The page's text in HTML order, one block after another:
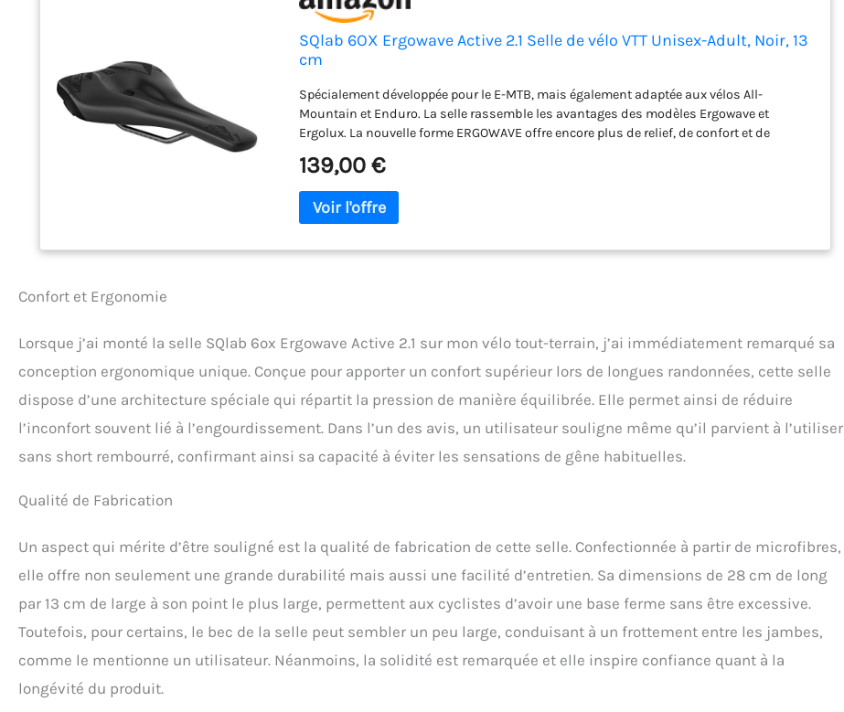
SQlab 6OX Ergowave Active 2.1 Selle de vélo VTT Unisex-Adult, Noir, 13
cm
Spécialement développée pour le E-MTB, mais également adaptée aux vélos All-
Mountain et Enduro. La selle rassemble les avantages des modèles Ergowave et
Ergolux. La nouvelle forme ERGOWAVE offre encore plus de relief, de confort et de
L’arrière de la selle surélevé est constitué d’un revêtement antidérapant pour plus
d'adhérence dans les montées en position assise. Nouvelle technologie de selle active,
plus légère et améliorée, pour soutenir le mouvement de pédalage et soulager la
pression sur les disques intervertébraux. Le nez de selle légèrement incurvé, plat et
plus bas assure une pression moindre sur les zones sensibles pour les hommes et les
139,00 €
Confort et Ergonomie
Lorsque j’ai monté la selle SQlab 6ox Ergowave Active 2.1 sur mon vélo tout-terrain, j’ai immédiatement remarqué sa
conception ergonomique unique. Conçue pour apporter un confort supérieur lors de longues randonnées, cette selle
dispose d’une architecture spéciale qui répartit la pression de manière équilibrée. Elle permet ainsi de réduire
l’inconfort souvent lié à l’engourdissement. Dans l’un des avis, un utilisateur souligne même qu’il parvient à l’utiliser
sans short rembourré, confirmant ainsi sa capacité à éviter les sensations de gêne habituelles.
Qualité de Fabrication
Un aspect qui mérite d’être souligné est la qualité de fabrication de cette selle. Confectionnée à partir de microfibres,
elle offre non seulement une grande durabilité mais aussi une facilité d’entretien. Sa dimensions de 28 cm de long
par 13 cm de large à son point le plus large, permettent aux cyclistes d’avoir une base ferme sans être excessive.
Toutefois, pour certains, le bec de la selle peut sembler un peu large, conduisant à un frottement entre les jambes,
comme le mentionne un utilisateur. Néanmoins, la solidité est remarquée et elle inspire confiance quant à la
longévité du produit.